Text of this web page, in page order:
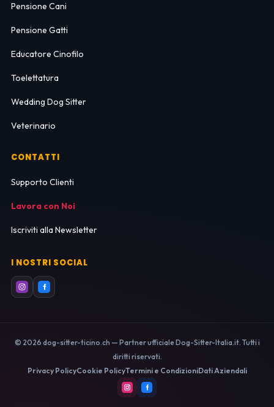
Pensione Cani
Pensione Gatti
Educatore Cinofilo
Toelettatura
Wedding Dog Sitter
Veterinario
CONTATTI
Supporto Clienti
Lavora con Noi
Iscriviti alla Newsletter
I NOSTRI SOCIAL
© 2026 dog-sitter-ticino.ch — Partner ufficiale Dog-Sitter-Italia.it. Tutti i
diritti riservati.
Privacy PolicyCookie PolicyTermini e CondizioniDati Aziendali